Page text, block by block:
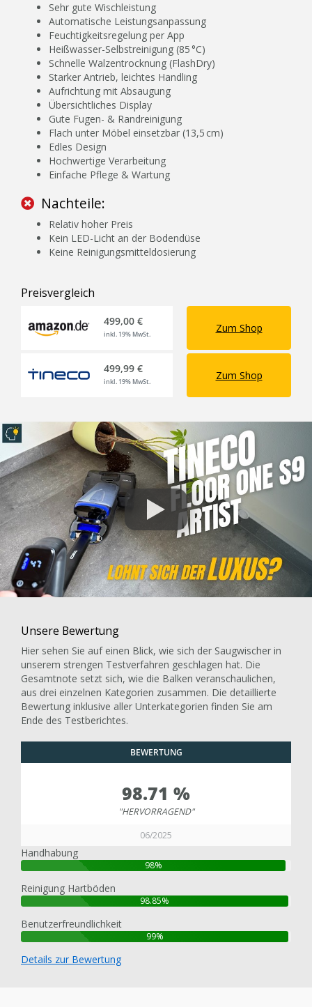
Sehr gute Wischleistung
Automatische Leistungsanpassung
Feuchtigkeitsregelung per App
Heißwasser-Selbstreinigung (85 °C)
Schnelle Walzentrocknung (FlashDry)
Starker Antrieb, leichtes Handling
Aufrichtung mit Absaugung
Übersichtliches Display
Gute Fugen- & Randreinigung
Flach unter Möbel einsetzbar (13,5 cm)
Edles Design
Hochwertige Verarbeitung
Einfache Pflege & Wartung
Nachteile:
Relativ hoher Preis
Kein LED-Licht an der Bodendüse
Keine Reinigungsmitteldosierung
Preisvergleich
499,00 €
inkl. 19% MwSt. Zum Shop
499,99 €
inkl. 19% MwSt. Zum Shop
Unsere Bewertung
Hier sehen Sie auf einen Blick, wie sich der Saugwischer in
unserem strengen Testverfahren geschlagen hat. Die
Gesamtnote setzt sich, wie die Balken veranschaulichen,
aus drei einzelnen Kategorien zusammen. Die detaillierte
Bewertung inklusive aller Unterkategorien finden Sie am
Ende des Testberichtes.
BEWERTUNG
98.71 %
"HERVORRAGEND"
06/2025
Handhabung
98%
Reinigung Hartböden
98.85%
Benutzerfreundlichkeit
99%
Details zur Bewertung